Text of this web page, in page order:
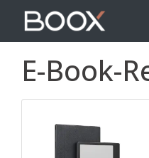
E-Book-